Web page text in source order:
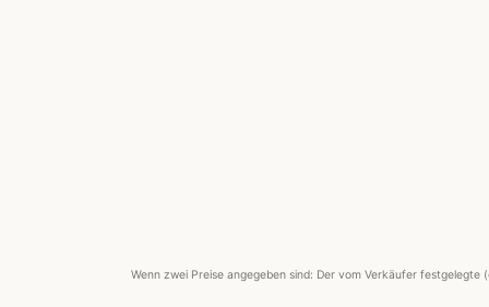
Wenn zwei Preise angegeben sind: Der vom Verkäufer